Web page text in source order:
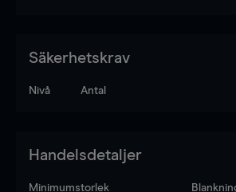
Säkerhetskrav
Nivå Antal
Handelsdetaljer
Minimumstorlek